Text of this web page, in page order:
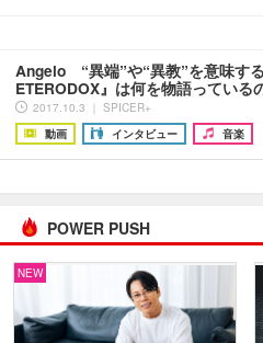
Angelo “異端”や“異教”を意味す
ETERODOX』は何を物語っている
2017.10.3 ｜ SPICER+
動画
インタビュー 音楽
POWER PUSH
NEW